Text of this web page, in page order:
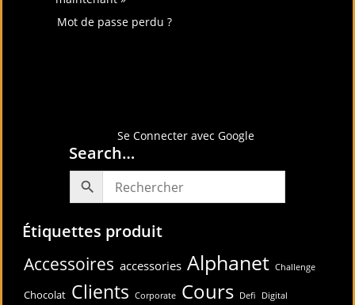
Mot de passe perdu ?
Se Connecter avec Google
Search…
Étiquettes produit
Accessoires accessories Alphanet Challenge
Chocolat Clients Corporate Cours Defi Digital